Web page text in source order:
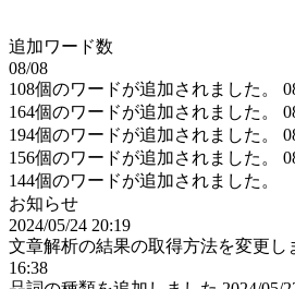
追加ワード数
08/08
108個のワードが追加されました。
164個のワードが追加されました。
194個のワードが追加されました。
156個のワードが追加されました。
144個のワードが追加されました。
お知らせ
2024/05/24 20:19
文章解析の結果の取得方法を変更し
16:38